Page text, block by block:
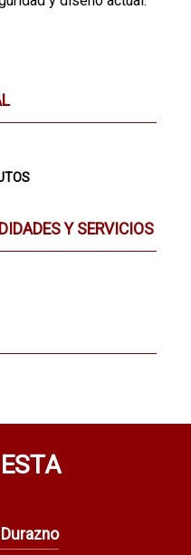
Y SERVICIOS